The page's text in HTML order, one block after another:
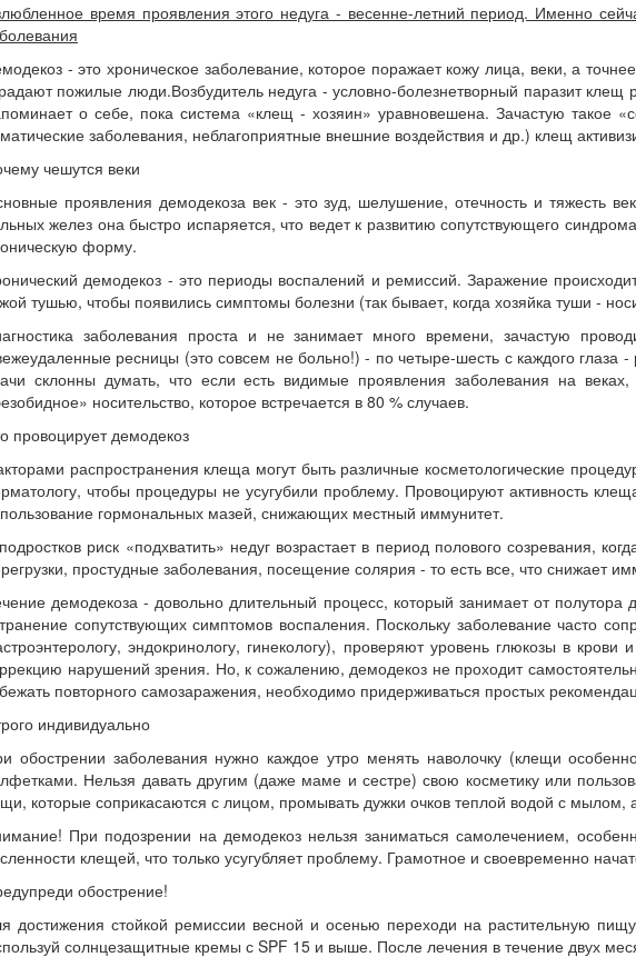
время проявления этого недуга - весенне-летний период. Именно
- это хроническое заболевание, которое поражает кожу лица, веки, а
пожилые люди.Возбудитель недуга - условно-болезнетворный паразит
о себе, пока система «клещ - хозяин» уравновешена. Зачастую такое
заболевания, неблагоприятные внешние воздействия и др.) клещ
чешутся веки
проявления демодекоза век - это зуд, шелушение, отечность и тяжесть
желез она быстро испаряется, что ведет к развитию сопутствующего
форму.
демодекоз - это периоды воспалений и ремиссий. Заражение
тушью, чтобы появились симптомы болезни (так бывает, когда хозяйка туши -
заболевания проста и не занимает много времени, зачастую
ресницы (это совсем не больно!) - по четыре-шесть с каждого
склонны думать, что если есть видимые проявления заболевания на
носительство, которое встречается в 80 % случаев.
провоцирует демодекоз
распространения клеща могут быть различные косметологические
чтобы процедуры не усугубили проблему. Провоцируют активность
гормональных мазей, снижающих местный иммунитет.
риск «подхватить» недуг возрастает в период полового созревания,
простудные заболевания, посещение солярия - то есть все, что снижает
демодекоза - довольно длительный процесс, который занимает от
сопутствующих симптомов воспаления. Поскольку заболевание часто
эндокринологу, гинекологу), проверяют уровень глюкозы в
нарушений зрения. Но, к сожалению, демодекоз не проходит
повторного самозаражения, необходимо придерживаться простых
индивидуально
обострении заболевания нужно каждое утро менять наволочку (клещи
Нельзя давать другим (даже маме и сестре) свою косметику или
которые соприкасаются с лицом, промывать дужки очков теплой водой с
При подозрении на демодекоз нельзя заниматься самолечением,
клещей, что только усугубляет проблему. Грамотное и своевременно
обострение!
достижения стойкой ремиссии весной и осенью переходи на растительную
солнцезащитные кремы с SPF 15 и выше. После лечения в течение двух